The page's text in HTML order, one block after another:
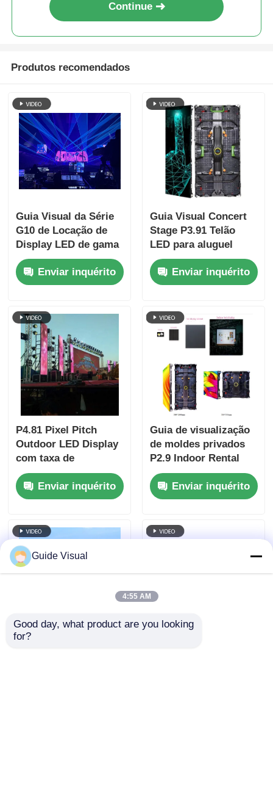
Continue
Produtos recomendados
Guia Visual da Série
G10 de Locação de
Display LED de gama
completa P2.6 a
P4.81, Armários
intercambiáveis
Enviar inquérito
Guia Visual Concert
Stage P3.91 Telão
LED para aluguel
interno para
passeios, Quick Lock
Dual Backup
Enviar inquérito
P4.81 Pixel Pitch
Outdoor LED Display
com taxa de
atualização de
7680Hz e IP65 à prova
d'água para aluguel e
Enviar inquérito
Guia de visualização
de moldes privados
P2.9 Indoor Rental
LED Display versus
moldes públicos,
armário mais forte
Enviar inquérito
Guide Visual
4:55 AM
Good day, what product are you looking
for?